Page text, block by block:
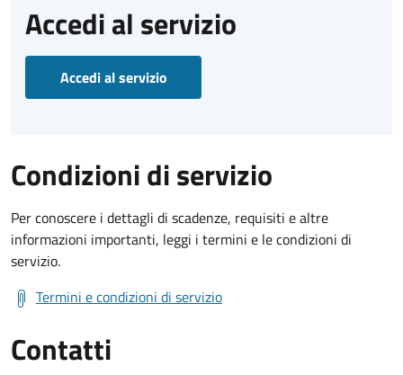
Accedi al servizio
Accedi al servizio
Condizioni di servizio
Per conoscere i dettagli di scadenze, requisiti e altre
informazioni importanti, leggi i termini e le condizioni di
servizio.
Termini e condizioni di servizio
Contatti